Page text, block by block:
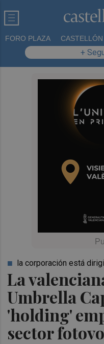
FORO PLAZA CASTELLÓN
+
La
Umbrella
'holding'
sector
la corporación está